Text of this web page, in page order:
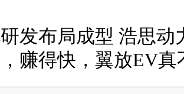
发布局成型 浩思
赚得快，翼放EV真